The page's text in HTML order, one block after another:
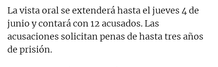
La vista oral se extenderá hasta el jueves 4 de
junio y contará con 12 acusados. Las
acusaciones solicitan penas de hasta tres años
de prisión.